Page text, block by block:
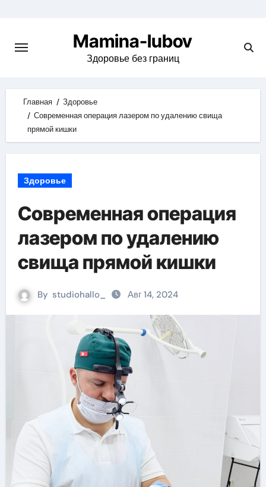
content
Mamina-lubov
Здоровье без границ
Главная
Здоровье
Современная операция лазером по удалению свища
прямой кишки
Здоровье
Современная операция
лазером по удалению
свища прямой кишки
By studiohallo_ Авг 14, 2024